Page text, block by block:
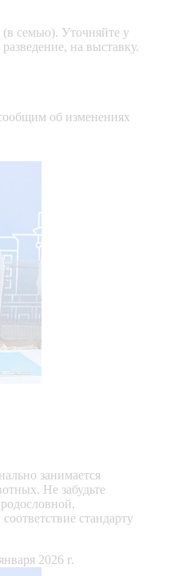
семью). Уточняйте у
на выставку.
об изменениях
занимается
Не забудьте
стандарту
2026 г.